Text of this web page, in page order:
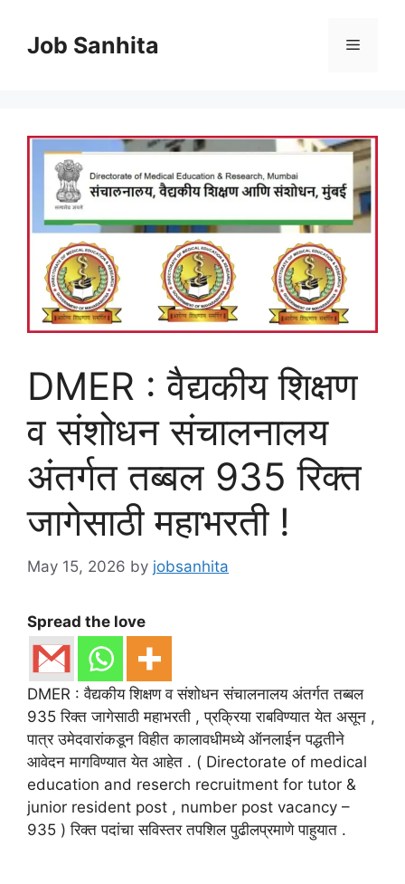
contentJob Sanhita Menu
DMER : वैद्यकीय शिक्षण
व संशोधन संचालनालय
अंतर्गत तब्बल 935 रिक्त
जागेसाठी महाभरती !
May 15, 2026 by jobsanhita
Spread the love
DMER : वैद्यकीय शिक्षण व संशोधन संचालनालय अंतर्गत तब्बल
935 रिक्त जागेसाठी महाभरती , प्रक्रिया राबविण्यात येत असून ,
पात्र उमेदवारांकडून विहीत कालावधीमध्ये ऑनलाईन पद्धतीने
आवेदन मागविण्यात येत आहेत . ( Directorate of medical
education and reserch recruitment for tutor &
junior resident post , number post vacancy –
935 ) रिक्त पदांचा सविस्तर तपशिल पुढीलप्रमाणे पाहुयात .